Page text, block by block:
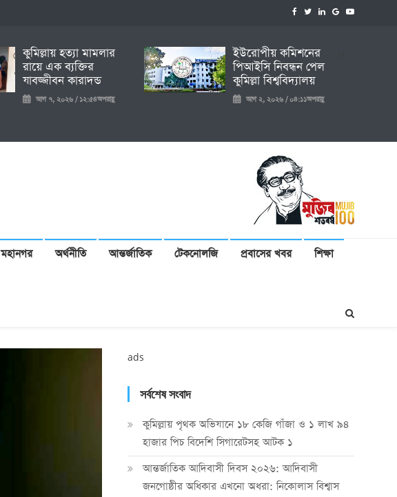
কুমিল্লায় হত্যা মামলার
রায়ে এক ব্যক্তির
যাবজ্জীবন কারাদন্ড
আগ ৭, ২০২৬ / ১২:৫৪অপরাহ্ণ
ইউরোপীয় কমিশনের
পিআইসি নিবন্ধন পেল
কুমিল্লা বিশ্ববিদ্যালয়
আগ ২, ২০২৬ / ০৪:১১অপরাহ্ণ
মহানগর অর্থনীতি আন্তর্জাতিক টেকনোলজি প্রবাসের খবর শিক্ষা
ads
সর্বশেষ সংবাদ
কুমিল্লায় পৃথক অভিযানে ১৮ কেজি গাঁজা ও ১ লাখ ৯৪
হাজার পিচ বিদেশি সিগারেটসহ আটক ১
আন্তর্জাতিক আদিবাসী দিবস ২০২৬: আদিবাসী
জনগোষ্ঠীর অধিকার এখনো অধরা: নিকোলাস বিশ্বাস